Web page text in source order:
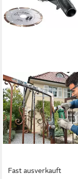
Fast ausverkauft